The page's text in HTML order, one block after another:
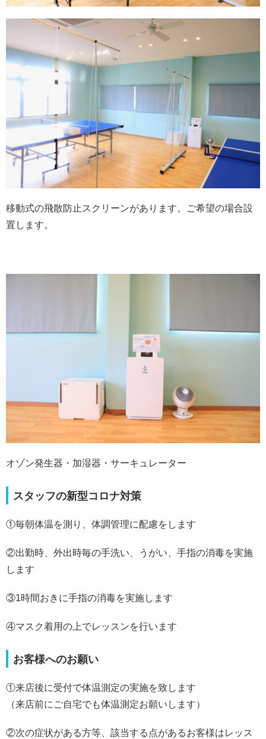
移動式の飛散防止スクリーンがあります。ご希望の場合設
置します。
オゾン発生器・加湿器・サーキュレーター
スタッフの新型コロナ対策
①毎朝体温を測り、体調管理に配慮をします
②出勤時、外出時毎の手洗い、うがい、手指の消毒を実施
します
③1時間おきに手指の消毒を実施します
④マスク着用の上でレッスンを行います
お客様へのお願い
①来店後に受付で体温測定の実施を致します
（来店前にご自宅でも体温測定お願いします）
②次の症状がある方等、該当する点があるお客様はレッス